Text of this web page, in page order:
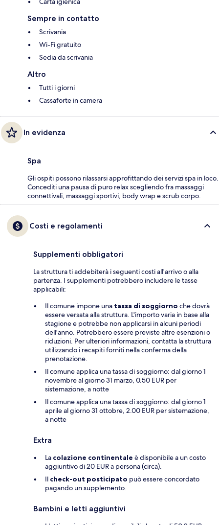
Sempre in contatto
Scrivania
Wi-Fi gratuito
Sedia da scrivania
Altro
Tutti i giorni
Cassaforte in camera
In evidenza
Spa
Gli ospiti possono rilassarsi approfittando dei servizi spa in loco.
Concediti una pausa di puro relax scegliendo fra massaggi
connettivali, massaggi sportivi, body wrap e scrub corpo.
Costi e regolamenti
Supplementi obbligatori
La struttura ti addebiterà i seguenti costi all'arrivo o alla
partenza. I supplementi potrebbero includere le tasse
applicabili:
Il comune impone una tassa di soggiorno che dovrà
essere versata alla struttura. L'importo varia in base alla
stagione e potrebbe non applicarsi in alcuni periodi
dell'anno. Potrebbero essere previste altre esenzioni o
riduzioni. Per ulteriori informazioni, contatta la struttura
utilizzando i recapiti forniti nella conferma della
prenotazione.
Il comune applica una tassa di soggiorno: dal giorno 1
novembre al giorno 31 marzo, 0.50 EUR per
sistemazione, a notte
Il comune applica una tassa di soggiorno: dal giorno 1
aprile al giorno 31 ottobre, 2.00 EUR per sistemazione,
a notte
Extra
La colazione continentale è disponibile a un costo
aggiuntivo di 20 EUR a persona (circa).
Il check-out posticipato può essere concordato
pagando un supplemento.
Bambini e letti aggiuntivi